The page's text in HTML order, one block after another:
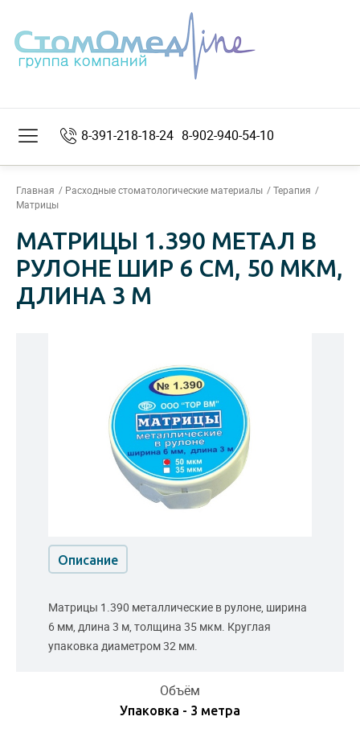
8-391-218-18-24 8-902-940-54-10
Главная Расходные стоматологические материалы
Терапия
Матрицы
МАТРИЦЫ 1.390 МЕТАЛ В
РУЛОНЕ ШИР 6 СМ, 50 МКМ,
ДЛИНА 3 М
Объём
Упаковка - 3 метра
Описание
Матрицы 1.390 металлические в рулоне, ширина
6 мм, длина 3 м, толщина 35 мкм. Круглая
упаковка диаметром 32 мм.